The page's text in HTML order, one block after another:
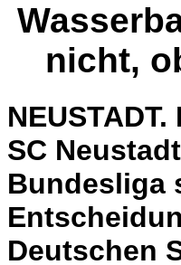
nicht,
SC
Bundesliga
Deutschen